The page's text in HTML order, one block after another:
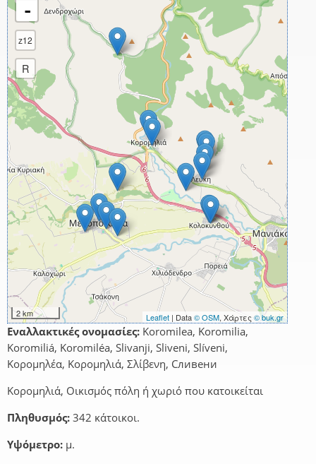
-
z12
R
2 km Leaflet | Data© OSM, Χάρτες© buk.gr
Εναλλακτικές ονομασίες: Koromilea, Koromilia,
Koromiliá, Koromiléa, Slivanji, Sliveni, Slíveni,
Κορομηλέα, Κορομηλιά, Σλίβενη, Сливени
Κορομηλιά, Οικισμός πόλη ή χωριό που κατοικείται
Πληθυσμός: 342 κάτοικοι.
Υψόμετρο: μ.